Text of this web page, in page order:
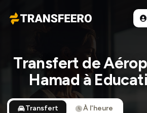
Transfeero
Transfert de
Hamad à
Transfert À l'heure